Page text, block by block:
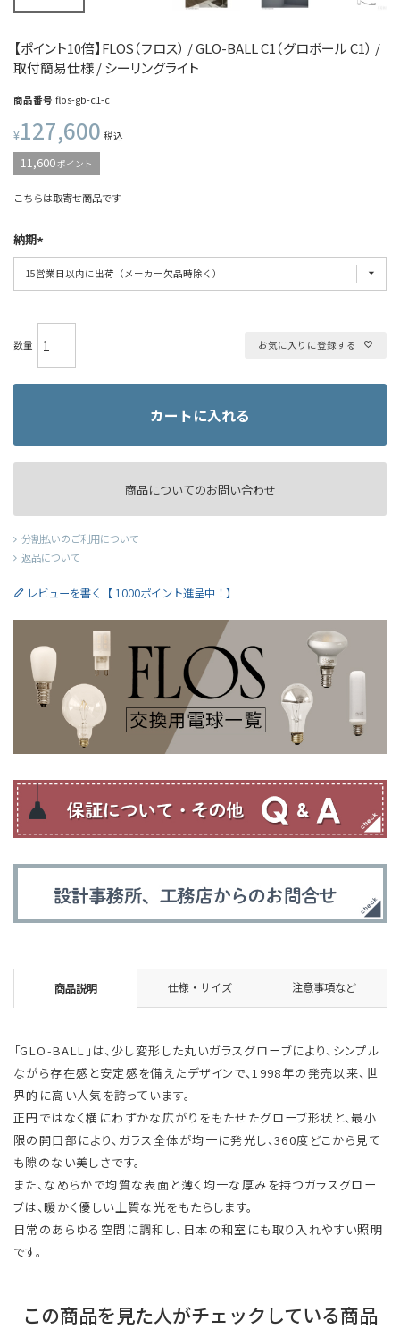
【ポイント10倍】FLOS（フロス） / GLO-BALL C1（グロボール C1） /
取付簡易仕様 / シーリングライト
商品番号 flos-gb-c1-c
¥127,600 税込
11,600ポイント
こちらは取寄せ商品です
納期
お気に入りに登録する
カートに入れる
商品についてのお問い合わせ
分割払いのご利用について
返品について
レビューを書く【 1000ポイント進呈中！】
商品説明 仕様・サイズ 注意事項など
「GLO-BALL」は、少し変形した丸いガラスグローブにより、シンプル
ながら存在感と安定感を備えたデザインで、1998年の発売以来、世
界的に高い人気を誇っています。
正円ではなく横にわずかな広がりをもたせたグローブ形状と、最小
限の開口部により、ガラス全体が均一に発光し、360度どこから見て
も隙のない美しさです。
また、なめらかで均質な表面と薄く均一な厚みを持つガラスグロー
ブは、暖かく優しい上質な光をもたらします。
日常のあらゆる空間に調和し、日本の和室にも取り入れやすい照明
です。
この商品を見た人がチェックしている商品